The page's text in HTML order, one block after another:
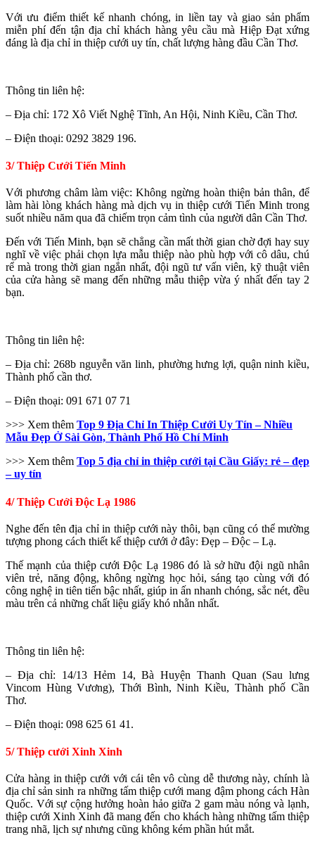
Với ưu điểm thiết kế nhanh chóng, in liền tay và giao sản phẩm
miễn phí đến tận địa chỉ khách hàng yêu cầu mà Hiệp Đạt xứng
đáng là địa chỉ in thiệp cưới uy tín, chất lượng hàng đầu Cần Thơ.
Thông tin liên hệ:
– Địa chỉ: 172 Xô Viết Nghệ Tĩnh, An Hội, Ninh Kiều, Cần Thơ.
– Điện thoại: 0292 3829 196.
3/ Thiệp Cưới Tiến Minh
Với phương châm làm việc: Không ngừng hoàn thiện bản thân, để
làm hài lòng khách hàng mà dịch vụ in thiệp cưới Tiến Minh trong
suốt nhiều năm qua đã chiếm trọn cảm tình của người dân Cần Thơ.
Đến với Tiến Minh, bạn sẽ chẳng cần mất thời gian chờ đợi hay suy
nghĩ về việc phải chọn lựa mẫu thiệp nào phù hợp với cô dâu, chú
rể mà trong thời gian ngắn nhất, đội ngũ tư vấn viên, kỹ thuật viên
của cửa hàng sẽ mang đến những mẫu thiệp vừa ý nhất đến tay 2
bạn.
Thông tin liên hệ:
– Địa chỉ: 268b nguyễn văn linh, phường hưng lợi, quận ninh kiều,
Thành phố cần thơ.
– Điện thoại: 091 671 07 71
>>> Xem thêm Top 9 Địa Chỉ In Thiệp Cưới Uy Tín – Nhiều
Mẫu Đẹp Ở Sài Gòn, Thành Phố Hồ Chí Minh
>>> Xem thêm Top 5 địa chỉ in thiệp cưới tại Cầu Giấy: rẻ – đẹp
– uy tín
4/ Thiệp Cưới Độc Lạ 1986
Nghe đến tên địa chỉ in thiệp cưới này thôi, bạn cũng có thể mường
tượng phong cách thiết kế thiệp cưới ở đây: Đẹp – Độc – Lạ.
Thế mạnh của thiệp cưới Độc Lạ 1986 đó là sở hữu đội ngũ nhân
viên trẻ, năng động, không ngừng học hỏi, sáng tạo cùng với đó
công nghệ in tiên tiến bậc nhất, giúp in ấn nhanh chóng, sắc nét, đều
màu trên cả những chất liệu giấy khó nhằn nhất.
Thông tin liên hệ:
– Địa chỉ: 14/13 Hẻm 14, Bà Huyện Thanh Quan (Sau lưng
Vincom Hùng Vương), Thới Bình, Ninh Kiều, Thành phố Cần
Thơ.
– Điện thoại: 098 625 61 41.
5/ Thiệp cưới Xinh Xinh
Cửa hàng in thiệp cưới với cái tên vô cùng dễ thương này, chính là
địa chỉ sản sinh ra những tấm thiệp cưới mang đậm phong cách Hàn
Quốc. Với sự cộng hưởng hoàn hảo giữa 2 gam màu nóng và lạnh,
thiệp cưới Xinh Xinh đã mang đến cho khách hàng những tấm thiệp
trang nhã, lịch sự nhưng cũng không kém phần hút mắt.